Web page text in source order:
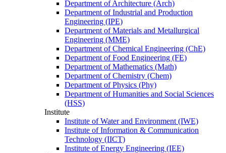
Department of Architecture (Arch)
Department of Industrial and Production
Engineering (IPE)
Department of Materials and Metallurgical
Engineering (MME)
Department of Chemical Engineering (ChE)
Department of Food Engineering (FE)
Department of Mathematics (Math)
Department of Chemistry (Chem)
Department of Physics (Phy)
Department of Humanities and Social Sciences
(HSS)
Institute
Institute of Water and Environment (IWE)
Institute of Information & Communication
Technology (IICT)
Institute of Energy Engineering (IEE)